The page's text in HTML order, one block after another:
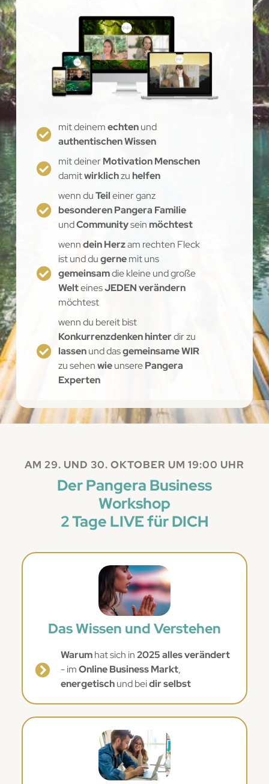
mit deinemechtenund
authentischen Wissen
mit deinerMotivation Menschen
damitwirklichzuhelfen
wenn duTeileiner ganz
besonderen Pangera Familie
undCommunityseinmöchtest
wenndein Herzam rechten Fleck
ist und dugernemit uns
gemeinsamdie kleine und große
WelteinesJEDEN verändern
möchtest
wenn du bereit bist
Konkurrenzdenken hinterdir zu
lassenund dasgemeinsame WIR
zu sehenwieunserePangera
Experten
AM 29. UND 30. OKTOBER UM 19:00 UHR
Der Pangera Business
Workshop
2 Tage LIVE für DICH
Das Wissen und Verstehen
Warumhat sich in2025 alles verändert
- imOnline Business Markt,
energetischund beidir selbst